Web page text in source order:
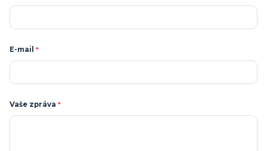
E-mail *
Vaše zpráva *